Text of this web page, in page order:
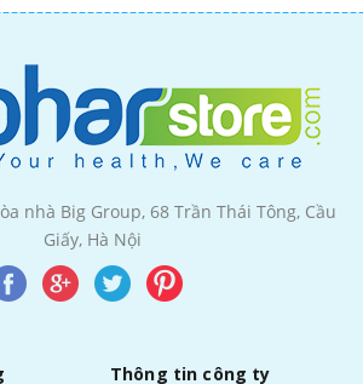
nhà Big Group, 68 Trần Thái Tông, Cầu
Giấy, Hà Nội
Thông tin công ty